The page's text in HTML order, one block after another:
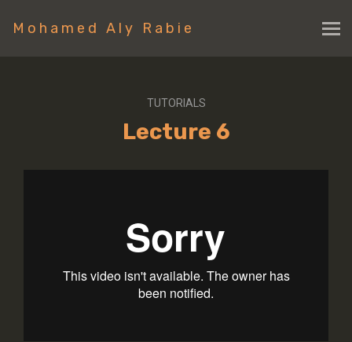
Mohamed Aly Rabie
TUTORIALS
Lecture 6